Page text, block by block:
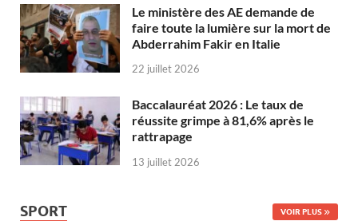
Le ministère des AE demande de
faire toute la lumière sur la mort de
Abderrahim Fakir en Italie
22 juillet 2026
Baccalauréat 2026 : Le taux de
réussite grimpe à 81,6% après le
rattrapage
13 juillet 2026
SPORT VOIR PLUS